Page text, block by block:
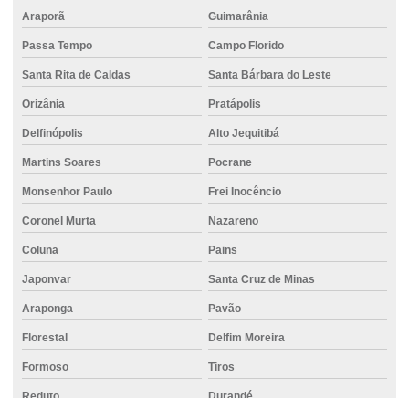
Metro concreto usinado valor
Perfuração de fundação
Perfuração de solo para fundação
Perfuratriz hélice contínua preço
Pisos de concreto para garagem
Projeto estrutural de fundação
Projeto de fundação
Projeto de fundação de casa
Projeto de fundação de edifício
Projeto de fundação estacas
Araporã Guimarânia
Passa Tempo Campo Florido
Santa Rita de Caldas Santa Bárbara do Leste
Orizânia Pratápolis
Delfinópolis Alto Jequitibá
Martins Soares Pocrane
Monsenhor Paulo Frei Inocêncio
Coronel Murta Nazareno
Coluna Pains
Japonvar Santa Cruz de Minas
Araponga Pavão
Florestal Delfim Moreira
Formoso Tiros